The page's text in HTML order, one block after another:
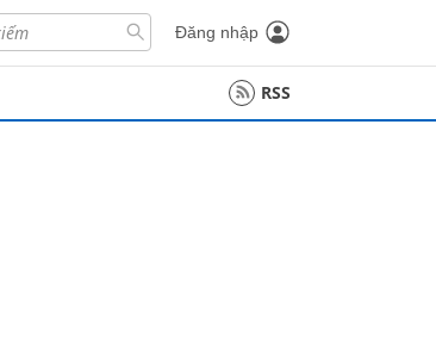
Đăng nhập
RSS